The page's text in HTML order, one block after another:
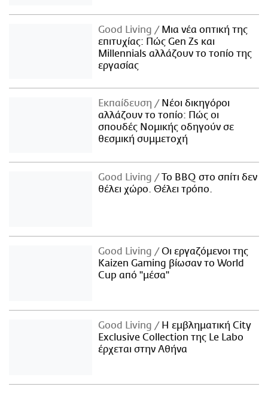
Good Living
Μια νέα οπτική της
επιτυχίας: Πώς Gen Zs και
Millennials αλλάζουν το τοπίο της
εργασίας
Εκπαίδευση
Νέοι δικηγόροι
αλλάζουν το τοπίο: Πώς οι
σπουδές Νομικής οδηγούν σε
θεσμική συμμετοχή
Good Living
Το BBQ στο σπίτι δεν
θέλει χώρο. Θέλει τρόπο.
Good Living
Οι εργαζόμενοι της
Kaizen Gaming βίωσαν το World
Cup από "μέσα"
Good Living
Η εμβληματική City
Exclusive Collection της Le Labo
έρχεται στην Αθήνα